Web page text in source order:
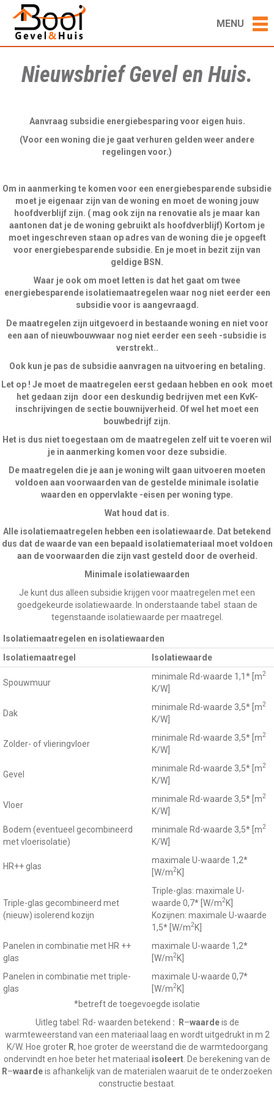
MENU
Nieuwsbrief Gevel en Huis.
Aanvraag subsidie energiebesparing voor eigen huis.
(Voor een woning die je gaat verhuren gelden weer andere
regelingen voor.)
Om in aanmerking te komen voor een energiebesparende subsidie
moet je eigenaar zijn van de woning en moet de woning jouw
hoofdverblijf zijn. ( mag ook zijn na renovatie als je maar kan
aantonen dat je de woning gebruikt als hoofdverblijf) Kortom je
moet ingeschreven staan op adres van de woning die je opgeeft
voor energiebesparende subsidie. En je moet in bezit zijn van
geldige BSN.
Waar je ook om moet letten is dat het gaat om twee
energiebesparende isolatiemaatregelen waar nog niet eerder een
subsidie voor is aangevraagd.
De maatregelen zijn uitgevoerd in bestaande woning en niet voor
een aan of nieuwbouwwaar nog niet eerder een seeh -subsidie is
verstrekt..
Ook kun je pas de subsidie aanvragen na uitvoering en betaling.
Let op ! Je moet de maatregelen eerst gedaan hebben en ook moet
het gedaan zijn door een deskundig bedrijven met een KvK-
inschrijvingen de sectie bouwnijverheid. Of wel het moet een
bouwbedrijf zijn.
Het is dus niet toegestaan om de maatregelen zelf uit te voeren wil
je in aanmerking komen voor deze subsidie.
De maatregelen die je aan je woning wilt gaan uitvoeren moeten
voldoen aan voorwaarden van de gestelde minimale isolatie
waarden en oppervlakte -eisen per woning type.
Wat houd dat is.
Alle isolatiemaatregelen hebben een isolatiewaarde. Dat betekend
dus dat de waarde van een bepaald isolatiemateriaal moet voldoen
aan de voorwaarden die zijn vast gesteld door de overheid.
Minimale isolatiewaarden
Je kunt dus alleen subsidie krijgen voor maatregelen met een
goedgekeurde isolatiewaarde. In onderstaande tabel staan de
tegenstaande isolatiewaarde per maatregel.
Isolatiemaatregelen en isolatiewaarden
Isolatiemaatregel
Isolatiewaarde
Spouwmuur
minimale Rd-waarde 1,1* [m2
K/W]
Dak
minimale Rd-waarde 3,5* [m2
K/W]
Zolder- of vlieringvloer
minimale Rd-waarde 3,5* [m2
K/W]
Gevel
minimale Rd-waarde 3,5* [m2
K/W]
Vloer
minimale Rd-waarde 3,5* [m2
K/W]
Bodem (eventueel gecombineerd
met vloerisolatie)
minimale Rd-waarde 3,5* [m2
K/W]
HR++ glas
maximale U-waarde 1,2*
[W/m2K]
Triple-glas gecombineerd met
(nieuw) isolerend kozijn
Triple-glas: maximale U-
waarde 0,7* [W/m2K]
Kozijnen: maximale U-waarde
1,5* [W/m2K]
Panelen in combinatie met HR ++
glas
maximale U-waarde 1,2*
[W/m2K]
Panelen in combinatie met triple-
glas
maximale U-waarde 0,7*
[W/m2K]
*betreft de toegevoegde isolatie
Uitleg tabel: Rd- waarden betekend : R–waardeis de
warmteweerstand van een materiaal laag en wordt uitgedrukt in m 2
K/W. Hoe groter R, hoe groter de weerstand die de warmtedoorgang
ondervindt en hoe beter het materiaal isoleert . De berekening van de
R–waardeis afhankelijk van de materialen waaruit de te onderzoeken
constructie bestaat.